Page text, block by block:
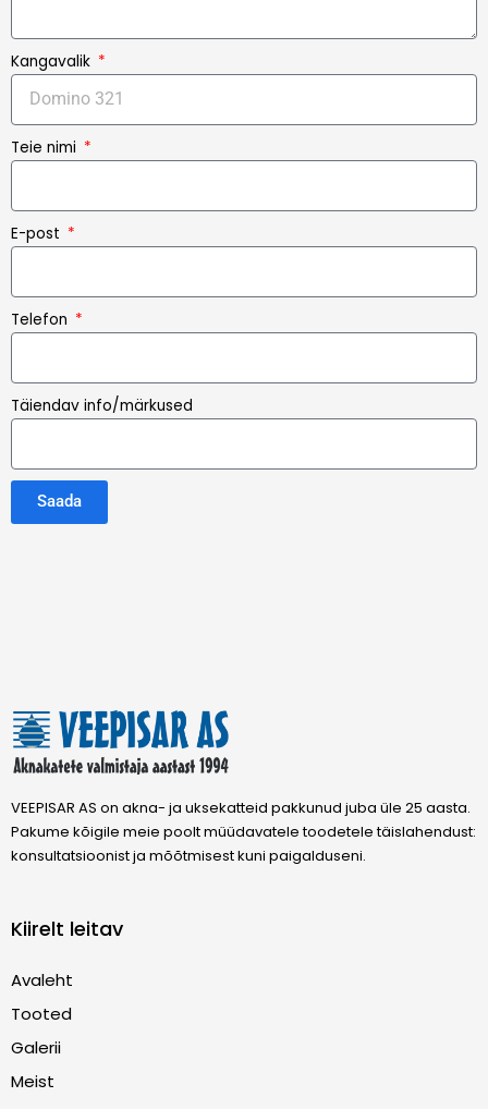
Kangavalik
Teie nimi
E-post
Telefon
Täiendav info/märkused
Saada
VEEPISAR AS on akna- ja uksekatteid pakkunud juba üle 25 aasta.
Pakume kõigile meie poolt müüdavatele toodetele täislahendust:
konsultatsioonist ja mõõtmisest kuni paigalduseni.
Kiirelt leitav
Avaleht
Tooted
Galerii
Meist